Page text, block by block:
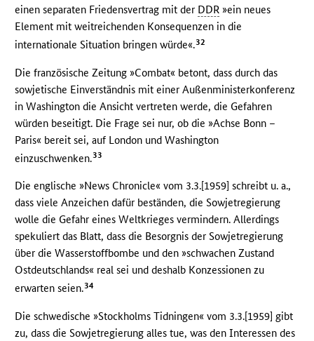
einen separaten Friedensvertrag mit der DDR »ein neues
Element mit weitreichenden Konsequenzen in die
internationale Situation bringen würde«.32
Die französische Zeitung »Combat« betont, dass durch das
sowjetische Einverständnis mit einer Außenministerkonferenz
in Washington die Ansicht vertreten werde, die Gefahren
würden beseitigt. Die Frage sei nur, ob die »Achse Bonn –
Paris« bereit sei, auf London und Washington
einzuschwenken.33
Die englische »News Chronicle« vom 3.3.[1959] schreibt u. a.,
dass viele Anzeichen dafür beständen, die Sowjetregierung
wolle die Gefahr eines Weltkrieges vermindern. Allerdings
spekuliert das Blatt, dass die Besorgnis der Sowjetregierung
über die Wasserstoffbombe und den »schwachen Zustand
Ostdeutschlands« real sei und deshalb Konzessionen zu
erwarten seien.34
Die schwedische »Stockholms Tidningen« vom 3.3.[1959] gibt
zu, dass die Sowjetregierung alles tue, was den Interessen des